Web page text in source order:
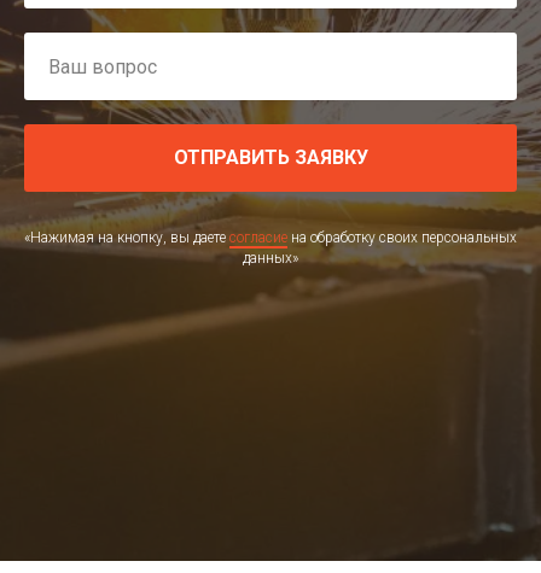
ОТПРАВИТЬ ЗАЯВКУ
«Нажимая на кнопку, вы даете согласие на обработку своих персональных
данных»